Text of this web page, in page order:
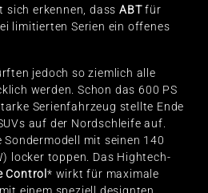
sich erkennen, dass ABTfür
limitierten Serien ein offenes
jedoch so ziemlich alle
werden. Schon das 600 PS
Serienfahrzeug stellte Ende
auf der Nordschleife auf.
Sondermodell mit seinen 140
locker toppen. Das Hightech-
Control* wirkt für maximale
einem speziell designten